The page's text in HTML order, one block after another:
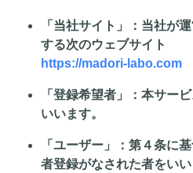
「当社サイト」
：当社が
する次のウェブサイト
https://madori-labo.com
「登録希望者」
：本サー
いいます。
「ユーザー」
：第４条に
者登録がなされた者をいい